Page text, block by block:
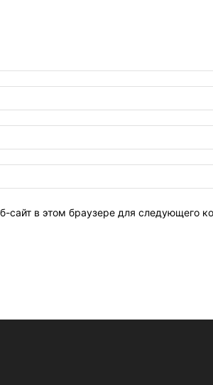
сайт в этом браузере для следующего